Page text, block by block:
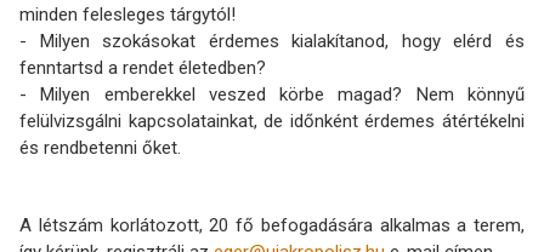
minden felesleges tárgytól!
- Milyen szokásokat érdemes kialakítanod, hogy elérd és
fenntartsd a rendet életedben?
- Milyen emberekkel veszed körbe magad? Nem könnyű
felülvizsgálni kapcsolatainkat, de időnként érdemes átértékelni
és rendbetenni őket.
A létszám korlátozott, 20 fő befogadására alkalmas a terem,